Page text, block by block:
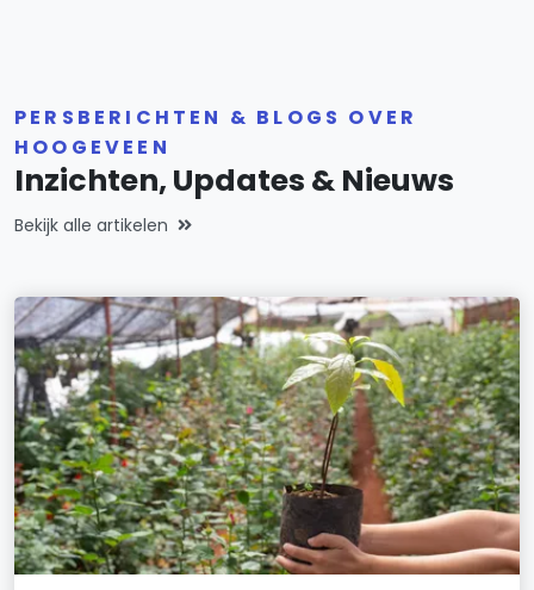
PERSBERICHTEN & BLOGS OVER
HOOGEVEEN
Inzichten, Updates & Nieuws
Bekijk alle artikelen